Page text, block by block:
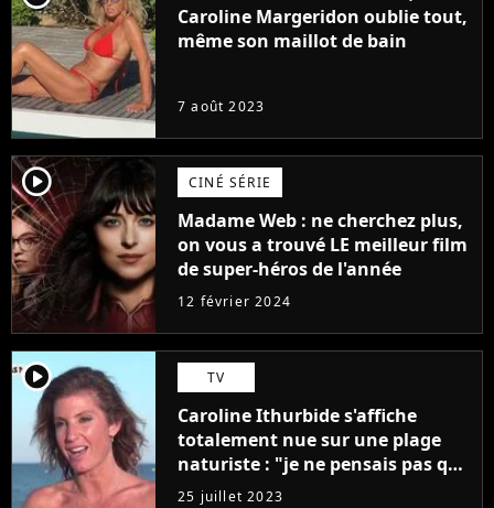
Caroline Margeridon oublie tout,
même son maillot de bain
7 août 2023
player2 CINÉ SÉRIE
Madame Web : ne cherchez plus,
on vous a trouvé LE meilleur film
de super-héros de l'année
12 février 2024
player2 TV
Caroline Ithurbide s'affiche
totalement nue sur une plage
naturiste : "je ne pensais pas que
j'arriverais à le faire..."
25 juillet 2023